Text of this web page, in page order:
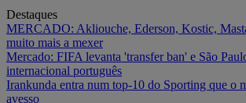
Destaques
MERCADO: Akliouche, Ederson, Kostic,
muito mais a mexer
Mercado: FIFA levanta 'transfer ban' e São
internacional português
Irankunda entra num top-10 do Sporting que o
avesso